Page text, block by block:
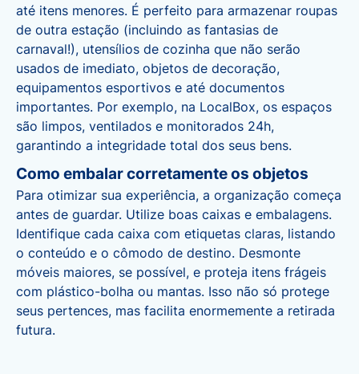
até itens menores. É perfeito para armazenar roupas
de outra estação (incluindo as fantasias de
carnaval!), utensílios de cozinha que não serão
usados de imediato, objetos de decoração,
equipamentos esportivos e até documentos
importantes. Por exemplo, na LocalBox, os espaços
são limpos, ventilados e monitorados 24h,
garantindo a integridade total dos seus bens.
Como embalar corretamente os objetos
Para otimizar sua experiência, a organização começa
antes de guardar. Utilize boas caixas e embalagens.
Identifique cada caixa com etiquetas claras, listando
o conteúdo e o cômodo de destino. Desmonte
móveis maiores, se possível, e proteja itens frágeis
com plástico-bolha ou mantas. Isso não só protege
seus pertences, mas facilita enormemente a retirada
futura.